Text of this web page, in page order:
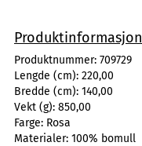
Produktinformasjon
Produktnummer: 709729
Lengde (cm): 220,00
Bredde (cm): 140,00
Vekt (g): 850,00
Farge: Rosa
Materialer: 100% bomull